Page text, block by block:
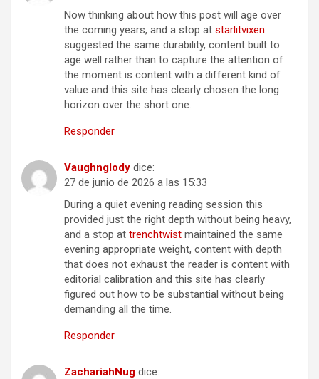
Now thinking about how this post will age over
the coming years, and a stop at starlitvixen
suggested the same durability, content built to
age well rather than to capture the attention of
the moment is content with a different kind of
value and this site has clearly chosen the long
horizon over the short one.
Responder
Vaughnglody dice:
27 de junio de 2026 a las 15:33
During a quiet evening reading session this
provided just the right depth without being heavy,
and a stop at trenchtwist maintained the same
evening appropriate weight, content with depth
that does not exhaust the reader is content with
editorial calibration and this site has clearly
figured out how to be substantial without being
demanding all the time.
Responder
ZachariahNug dice: